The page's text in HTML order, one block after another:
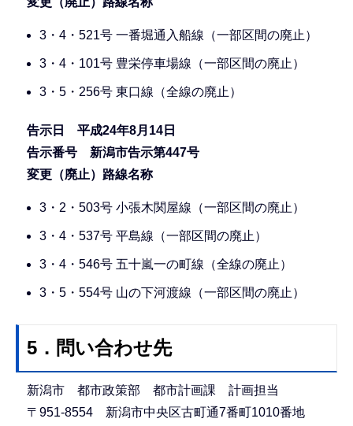
3・4・521号 一番堀通入船線（一部区間の廃止）
3・4・101号 豊栄停車場線（一部区間の廃止）
3・5・256号 東口線（全線の廃止）
告示日 平成24年8月14日
告示番号 新潟市告示第447号
変更（廃止）路線名称
3・2・503号 小張木関屋線（一部区間の廃止）
3・4・537号 平島線（一部区間の廃止）
3・4・546号 五十嵐一の町線（全線の廃止）
3・5・554号 山の下河渡線（一部区間の廃止）
5．問い合わせ先
新潟市 都市政策部 都市計画課 計画担当
〒951-8554 新潟市中央区古町通7番町1010番地